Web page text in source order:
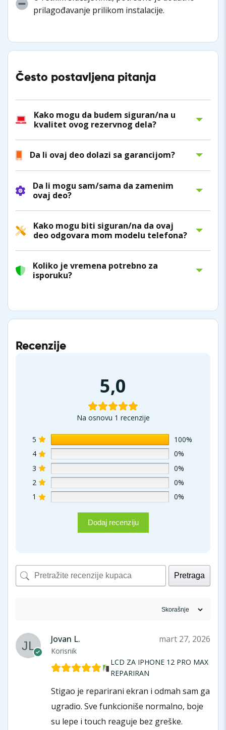
prilagođavanje prilikom instalacije.
Često postavljena pitanja
Kako mogu da budem siguran/na u
kvalitet ovog rezervnog dela?
Da li ovaj deo dolazi sa garancijom?
Da li mogu sam/sama da zamenim
ovaj deo?
Kako mogu biti siguran/na da ovaj
deo odgovara mom modelu telefona?
Koliko je vremena potrebno za
isporuku?
Recenzije
5,0
Na osnovu 1 recenzije
5
100%
4
0%
3
0%
2
0%
1
0%
Dodaj recenziju
Pretraga
Jovan L.
Korisnik
mart 27, 2026
LCD ZA IPHONE 12 PRO MAX
REPARIRAN
Stigao je reparirani ekran i odmah sam ga
ugradio. Sve funkcioniše normalno, boje
su lepe i touch reaguje bez greške.